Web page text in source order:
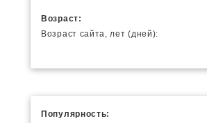
Возраст:
Возраст сайта, лет (дней):
Популярность: